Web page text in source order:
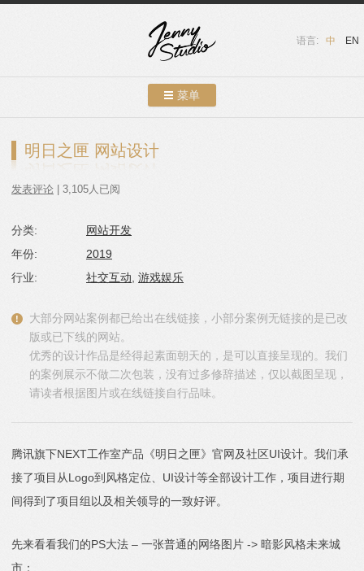
语言: 中 EN
菜单
跳转到内容
友情链接
明日之匣 网站设计
发表评论 | 3,105人已阅
分类:
网站开发
年份:
2019
行业:
社交互动 游戏娱乐
大部分网站案例都已给出在线链接，小部分案例无链接的是已改
版或已下线的网站。
优秀的设计作品是经得起素面朝天的，是可以直接呈现的。我们
的案例展示不做二次包装，没有过多修辞描述，仅以截图呈现，
请读者根据图片或在线链接自行品味。
腾讯旗下NEXT工作室产品《明日之匣》官网及社区UI设计。我们承
接了项目从Logo到风格定位、UI设计等全部设计工作，项目进行期
间得到了项目组以及相关领导的一致好评。
先来看看我们的PS大法 – 一张普通的网络图片 -> 暗影风格未来城
市：